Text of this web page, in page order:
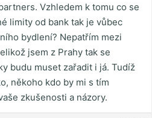
Vzhledem k tomu co se
limity od bank tak je vůbec
bydlení? Nepatřím mezi
jsem z Prahy tak se
budu muset zařadit i já. Tudíž
někoho kdo by mi s tím
zkušenosti a názory.